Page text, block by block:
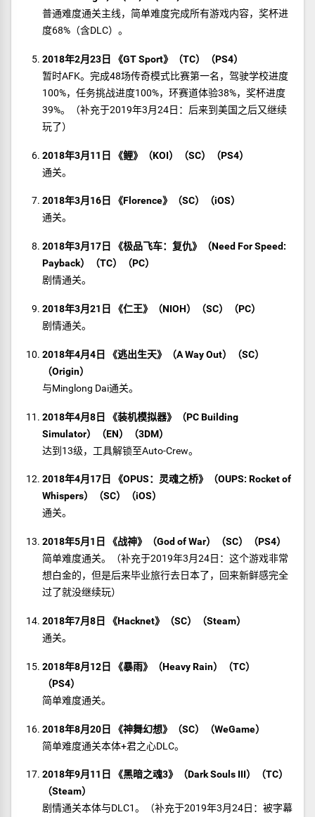
普通难度通关主线，简单难度完成所有游戏内容，奖杯进
度68%（含DLC）。
2018年2月23日 《GT Sport》（TC）（PS4）
暂时AFK。完成48场传奇模式比赛第一名，驾驶学校进度
100%，任务挑战进度100%，环赛道体验38%，奖杯进度
39%。（补充于2019年3月24日：后来到美国之后又继续
玩了）
2018年3月11日 《鲤》（KOI）（SC）（PS4）
通关。
2018年3月16日 《Florence》（SC）（iOS）
通关。
2018年3月17日 《极品飞车：复仇》（Need For Speed:
Payback）（TC）（PC）
剧情通关。
2018年3月21日 《仁王》（NIOH）（SC）（PC）
剧情通关。
2018年4月4日 《逃出生天》（A Way Out）（SC）
（Origin）
与Minglong Dai通关。
2018年4月8日 《装机模拟器》（PC Building
Simulator）（EN）（3DM）
达到13级，工具解锁至Auto-Crew。
2018年4月17日 《OPUS：灵魂之桥》（OUPS: Rocket of
Whispers）（SC）（iOS）
通关。
2018年5月1日 《战神》（God of War）（SC）（PS4）
简单难度通关。（补充于2019年3月24日：这个游戏非常
想白金的，但是后来毕业旅行去日本了，回来新鲜感完全
过了就没继续玩）
2018年7月8日 《Hacknet》（SC）（Steam）
通关。
2018年8月12日 《暴雨》（Heavy Rain）（TC）
（PS4）
简单难度通关。
2018年8月20日 《神舞幻想》（SC）（WeGame）
简单难度通关本体+君之心DLC。
2018年9月11日 《黑暗之魂3》（Dark Souls III）（TC）
（Steam）
剧情通关本体与DLC1。（补充于2019年3月24日：被字幕